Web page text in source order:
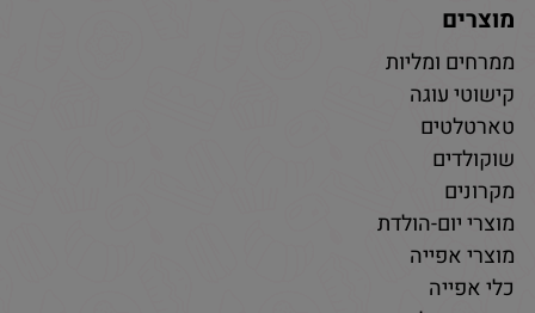
מוצרים
ממרחים ומליות
קישוטי עוגה
טארטלטים
שוקולדים
מקרונים
מוצרי יום-הולדת
מוצרי אפייה
כלי אפייה